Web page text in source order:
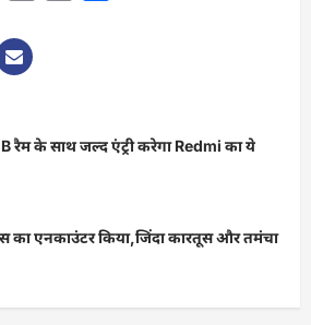
रैम के साथ जल्द एंट्री करेगा Redmi का ये
का एनकाउंटर किया,जिंदा कारतूस और तमंचा